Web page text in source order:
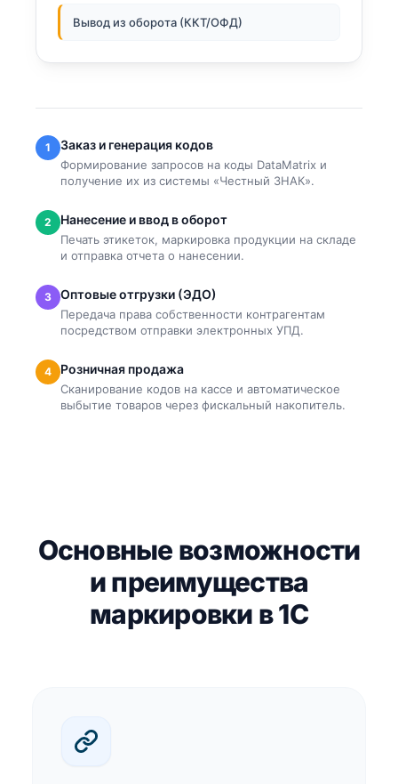
Вывод из оборота (ККТ/ОФД)
1 Заказ и генерация кодов
Формирование запросов на коды DataMatrix и
получение их из системы «Честный ЗНАК».
2 Нанесение и ввод в оборот
Печать этикеток, маркировка продукции на складе
и отправка отчета о нанесении.
3 Оптовые отгрузки (ЭДО)
Передача права собственности контрагентам
посредством отправки электронных УПД.
4 Розничная продажа
Сканирование кодов на кассе и автоматическое
выбытие товаров через фискальный накопитель.
Основные возможности
и преимущества
маркировки в 1С